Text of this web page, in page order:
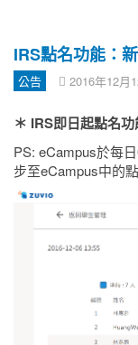
IRS點名功能：
公告 2016年12月
＊ IRS即日起點名
PS: eCampus於每
步至eCampus中的